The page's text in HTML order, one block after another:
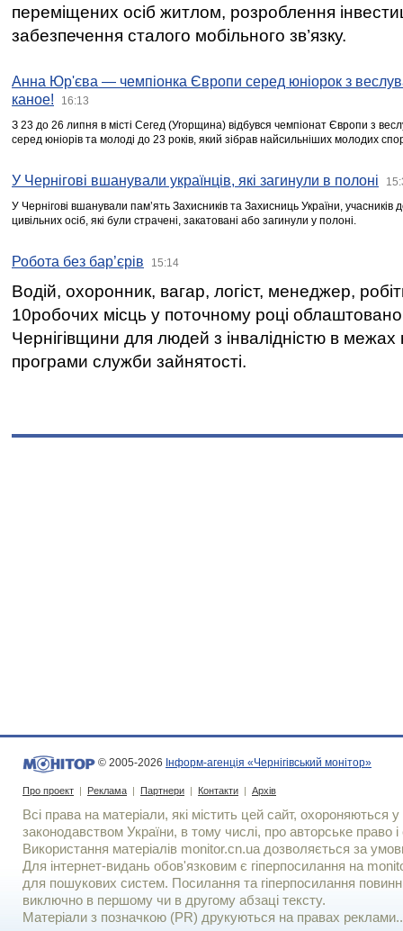
переміщених осіб житлом, розроблення
забезпечення сталого мобільного зв’язку.
Анна Юр'єва — чемпіонка Європи серед юніорок з
каное!
16:13
З 23 до 26 липня в місті Сегед (Угорщина) відбувся чемпіонат Європи з
серед юніорів та молоді до 23 років, який зібрав найсильніших молодих
У Чернігові вшанували українців, які загинули в полоні
У Чернігові вшанували пам’ять Захисників та Захисниць України,
цивільних осіб, які були страчені, закатовані або загинули у полоні.
Робота без бар’єрів 15:14
Водій, охоронник, вагар, логіст, менеджер,
10робочих місць у поточному році
Чернігівщини для людей з інвалідністю в межах
програми служби зайнятості.
© 2005-2026 Інформ-агенція «Чернігівський монітор»
Про проект | Реклама | Партнери | Контакти | Архів
Всі права на матеріали, які містить цей сайт, охороняються у
законодавством України, в тому числі, про авторське право і
Використання матерiалiв monitor.cn.ua дозволяється за
Для iнтернет-видань обов'язковим є гiперпосилання на
для пошукових систем. Посилання та гіперпосилання
виключно в першому чи в другому абзаці тексту.
Матеріали з позначкою (PR) друкуються на правах реклами..